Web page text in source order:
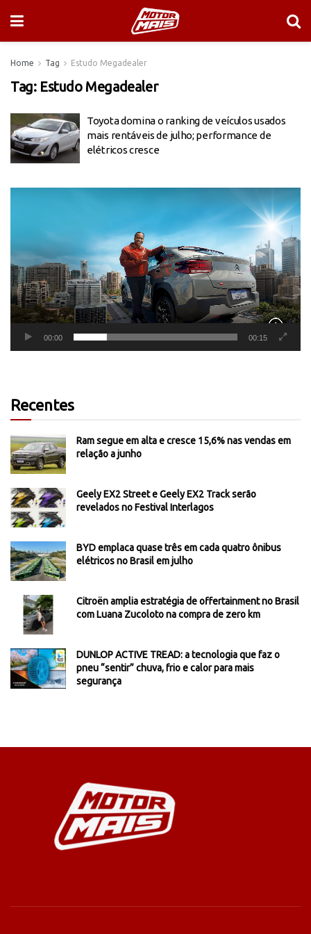
Home Tag Estudo Megadealer
Tag: Estudo Megadealer
Toyota domina o ranking de veículos usados
mais rentáveis de julho; performance de
elétricos cresce
00:00 00:15
Recentes
Ram segue em alta e cresce 15,6% nas vendas em
relação a junho
Geely EX2 Street e Geely EX2 Track serão
revelados no Festival Interlagos
BYD emplaca quase três em cada quatro ônibus
elétricos no Brasil em julho
Citroën amplia estratégia de offertainment no Brasil
com Luana Zucoloto na compra de zero km
DUNLOP ACTIVE TREAD: a tecnologia que faz o
pneu “sentir” chuva, frio e calor para mais
segurança